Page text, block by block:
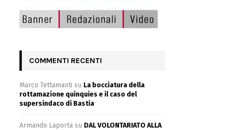
COMMENTI RECENTI
Marco Tettamanti su La bocciatura della
rottamazione quinquies e il caso del
supersindaco di Bastia
Armando Laporta su DAL VOLONTARIATO ALLA